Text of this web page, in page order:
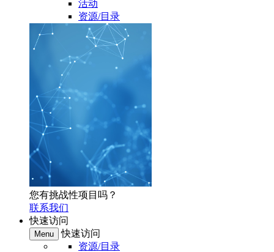
活动
资源/目录
您有挑战性项目吗？
联系我们
快速访问
Menu
快速访问
资源/目录